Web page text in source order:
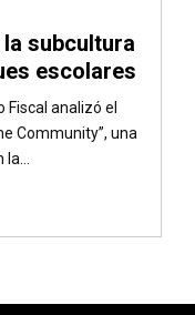
subcultura
escolares
analizó el
Community”, una